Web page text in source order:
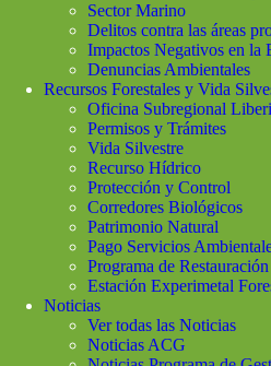
Sector Marino
Delitos contra las áreas
Impactos Negativos en la
Denuncias Ambientales
Recursos Forestales y Vida
Oficina Subregional
Permisos y Trámites
Vida Silvestre
Recurso Hídrico
Protección y Control
Corredores Biológicos
Patrimonio Natural
Pago Servicios
Programa de
Estación Experimetal
Noticias
Ver todas las Noticias
Noticias ACG